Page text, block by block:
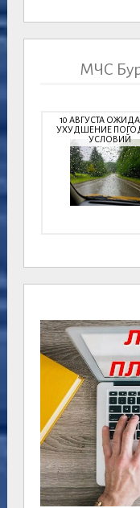
МЧС
10 АВГУСТА
УХУДШЕНИЕ
УСЛОВИЙ